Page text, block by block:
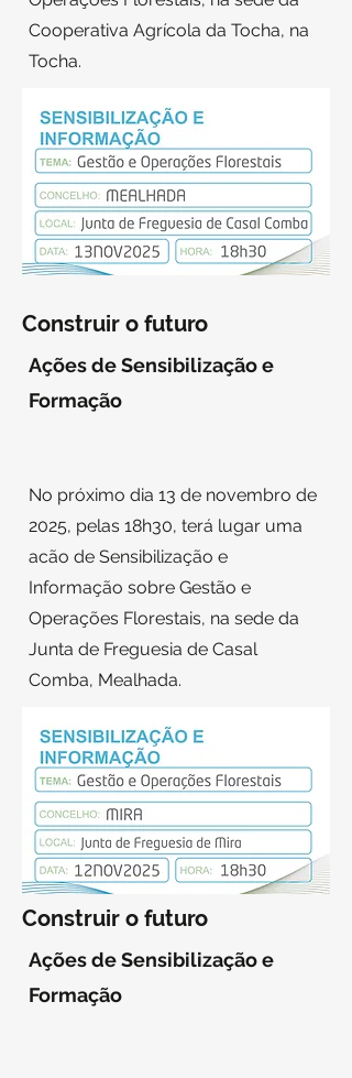
Cooperativa Agrícola da Tocha, na
Tocha.
Construir o futuro
Ações de Sensibilização e
Formação
No próximo dia 13 de novembro de
2025, pelas 18h30, terá lugar uma
acão de Sensibilização e
Informação sobre Gestão e
Operações Florestais, na sede da
Junta de Freguesia de Casal
Comba, Mealhada.
Construir o futuro
Ações de Sensibilização e
Formação